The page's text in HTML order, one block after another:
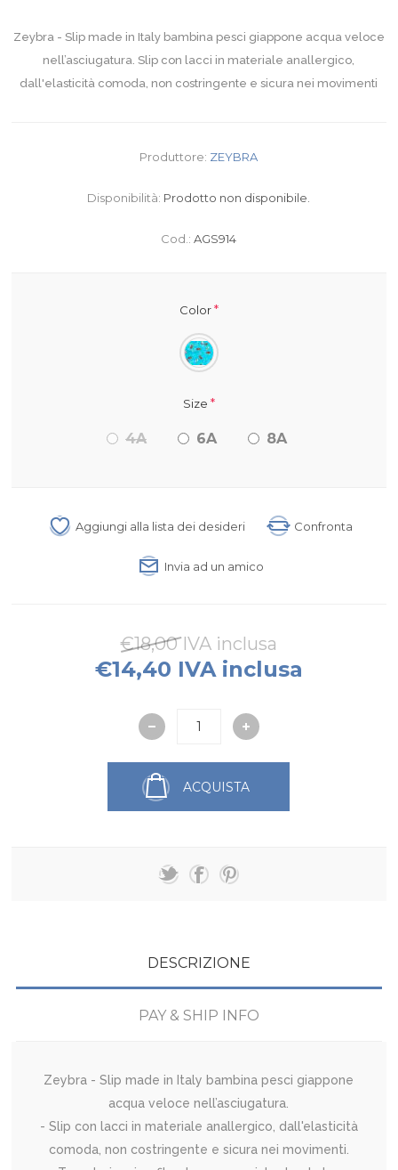
Zeybra - Slip made in Italy bambina pesci giappone acqua veloce
nell’asciugatura. Slip con lacci in materiale anallergico,
dall'elasticità comoda, non costringente e sicura nei movimenti
Produttore: ZEYBRA
Disponibilità: Prodotto non disponibile.
Cod.: AGS914
Color*
Size *
4A 6A 8A
Aggiungi alla lista dei desideri Confronta
Invia ad un amico
€18,00 IVA inclusa
€14,40 IVA inclusa
ACQUISTA
DESCRIZIONE
PAY & SHIP INFO
Zeybra - Slip made in Italy bambina pesci giappone
acqua veloce nell’asciugatura.
- Slip con lacci in materiale anallergico, dall'elasticità
comoda, non costringente e sicura nei movimenti.